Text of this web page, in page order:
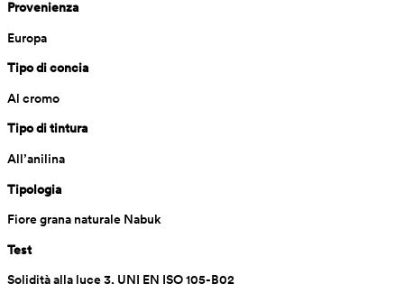
Provenienza
Europa
Tipo di concia
Al cromo
Tipo di tintura
All’anilina
Tipologia
Fiore grana naturale Nabuk
Test
Solidità alla luce 3, UNI EN ISO 105-B02